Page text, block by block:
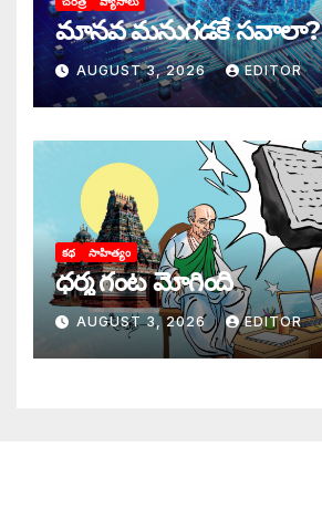
మానవ మనుగడకే సవాలా?
AUGUST 3, 2026 EDITOR
కథ సాహిత్యం
ధర్మ గంట మోగింది
AUGUST 3, 2026 EDITOR